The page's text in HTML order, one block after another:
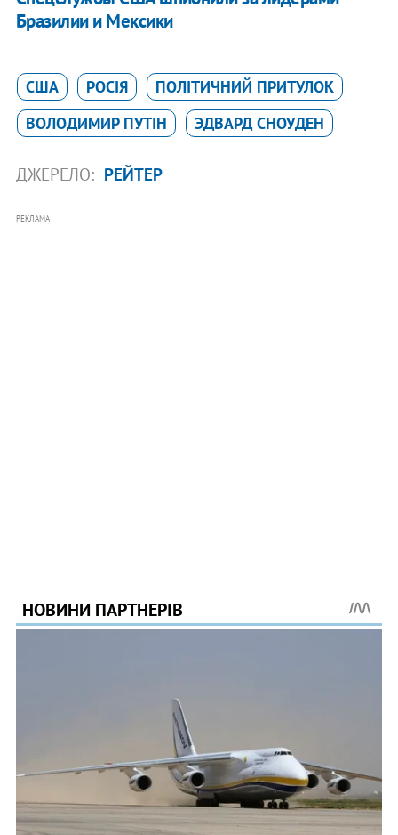
Бразилии и Мексики
США РОСІЯ
ПОЛІТИЧНИЙ ПРИТУЛОК
ВОЛОДИМИР ПУТІН
ЭДВАРД СНОУДЕН
ДЖЕРЕЛО: РЕЙТЕР
РЕКЛАМА